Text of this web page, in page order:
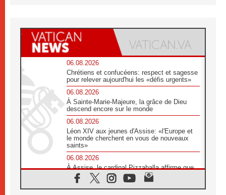
06.08.2026
Chrétiens et confucéens: respect et sagesse
pour relever aujourd'hui les «défis urgents»
06.08.2026
À Sainte-Marie-Majeure, la grâce de Dieu
descend encore sur le monde
06.08.2026
Léon XIV aux jeunes d'Assise: «l'Europe et
le monde cherchent en vous de nouveaux
saints»
06.08.2026
À Assise, le cardinal Pizzaballa affirme que
«les chrétiens veulent la paix»
06.08.2026